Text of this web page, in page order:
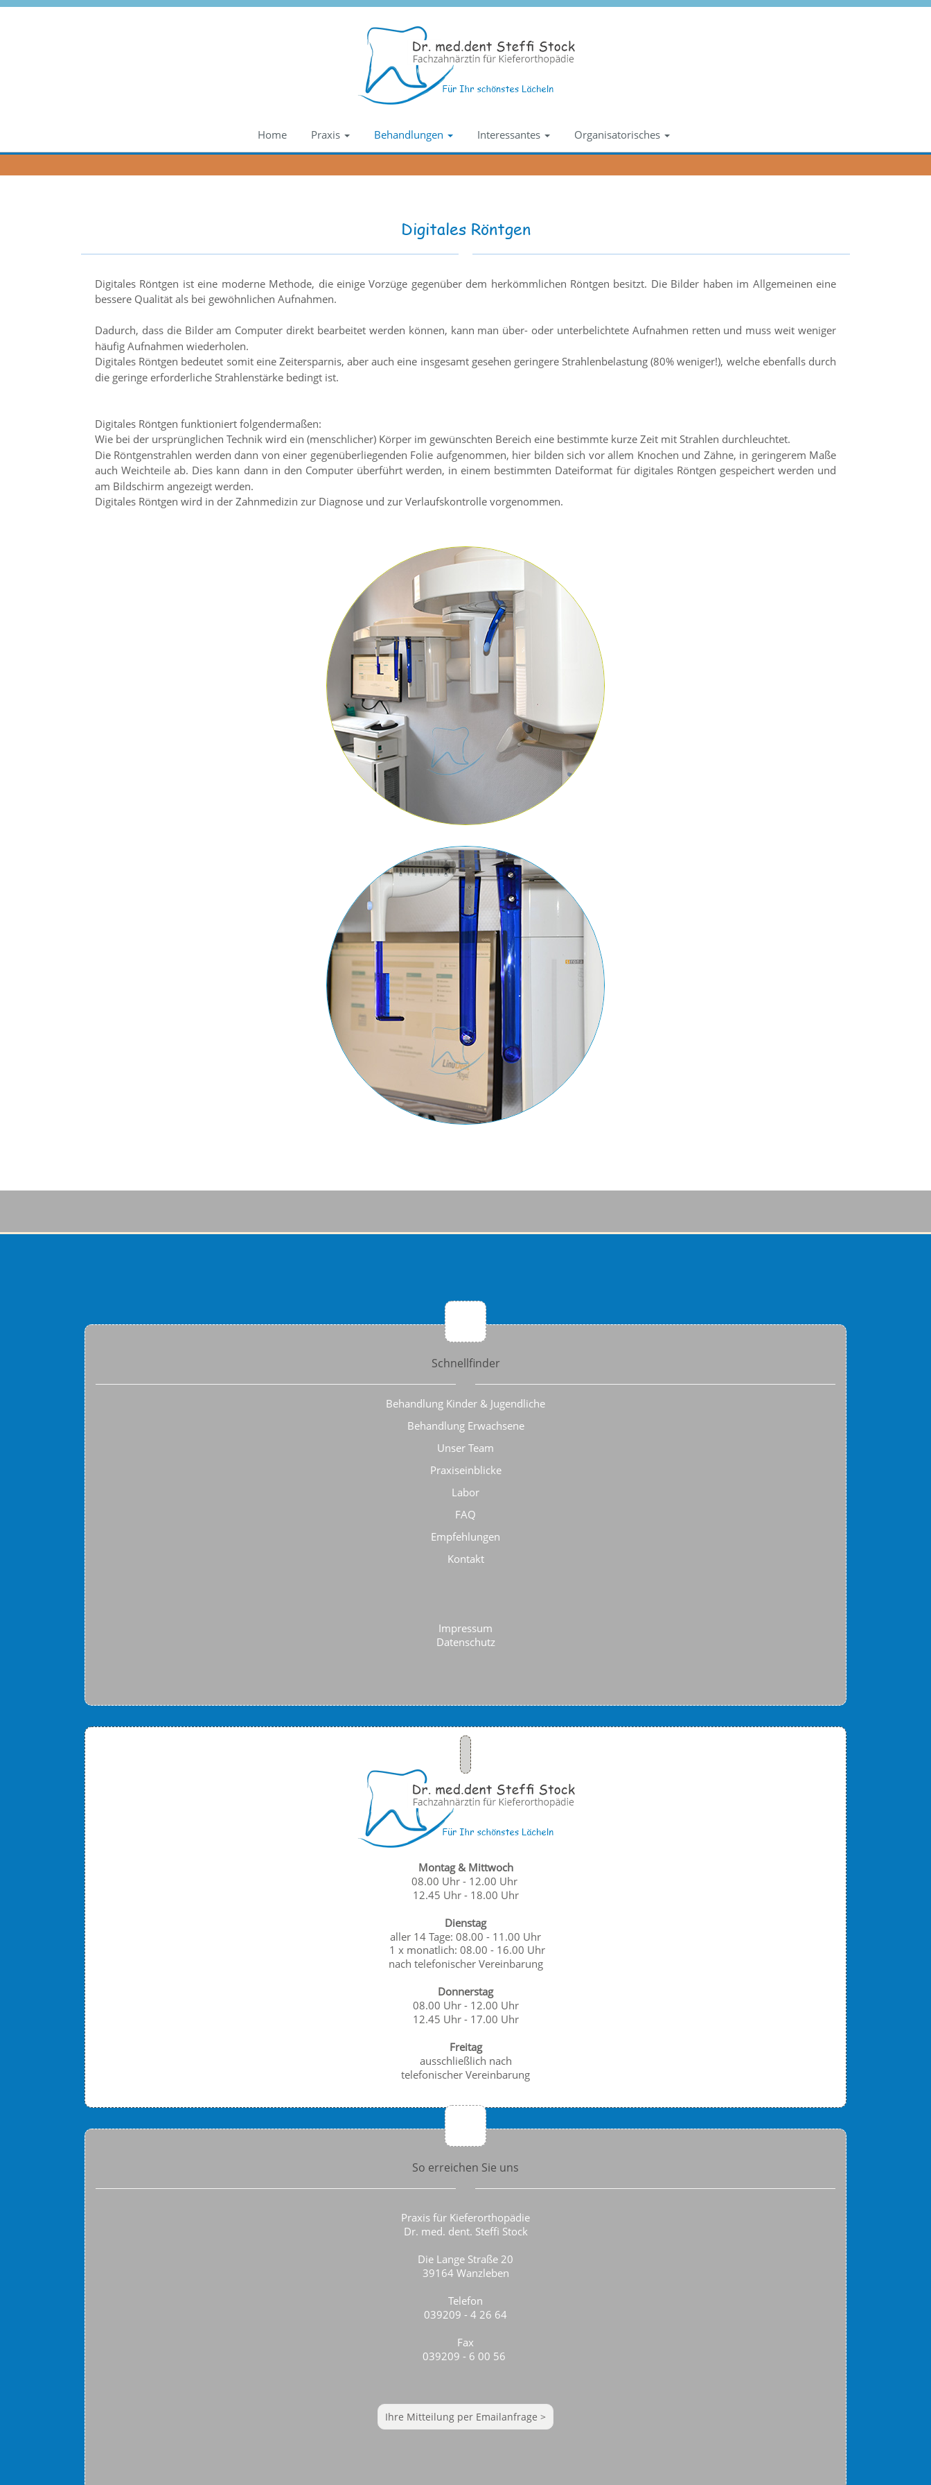
Home Praxis Behandlungen Interessantes Organisatorisches
Digitales Röntgen
Digitales Röntgen ist eine moderne Methode, die einige Vorzüge gegenüber dem herkömmlichen Röntgen besitzt. Die Bilder haben im Allgemeinen eine
bessere Qualität als bei gewöhnlichen Aufnahmen.
Dadurch, dass die Bilder am Computer direkt bearbeitet werden können, kann man über- oder unterbelichtete Aufnahmen retten und muss weit weniger
häufig Aufnahmen wiederholen.
Digitales Röntgen bedeutet somit eine Zeitersparnis, aber auch eine insgesamt gesehen geringere Strahlenbelastung (80% weniger!), welche ebenfalls durch
die geringe erforderliche Strahlenstärke bedingt ist.
Digitales Röntgen funktioniert folgendermaßen:
Wie bei der ursprünglichen Technik wird ein (menschlicher) Körper im gewünschten Bereich eine bestimmte kurze Zeit mit Strahlen durchleuchtet.
Die Röntgenstrahlen werden dann von einer gegenüberliegenden Folie aufgenommen, hier bilden sich vor allem Knochen und Zähne, in geringerem Maße
auch Weichteile ab. Dies kann dann in den Computer überführt werden, in einem bestimmten Dateiformat für digitales Röntgen gespeichert werden und
am Bildschirm angezeigt werden.
Digitales Röntgen wird in der Zahnmedizin zur Diagnose und zur Verlaufskontrolle vorgenommen.
Schnellfinder
Behandlung Kinder & Jugendliche
Behandlung Erwachsene
Unser Team
Praxiseinblicke
Labor
FAQ
Empfehlungen
Kontakt
Impressum
Datenschutz
Montag & Mittwoch
08.00 Uhr - 12.00 Uhr
12.45 Uhr - 18.00 Uhr
Dienstag
aller 14 Tage: 08.00 - 11.00 Uhr
1 x monatlich: 08.00 - 16.00 Uhr
nach telefonischer Vereinbarung
Donnerstag
08.00 Uhr - 12.00 Uhr
12.45 Uhr - 17.00 Uhr
Freitag
ausschließlich nach
telefonischer Vereinbarung
So erreichen Sie uns
Praxis für Kieferorthopädie
Dr. med. dent. Steffi Stock
Die Lange Straße 20
39164 Wanzleben
Telefon
039209 - 4 26 64
Fax
039209 - 6 00 56
Ihre Mitteilung per Emailanfrage >